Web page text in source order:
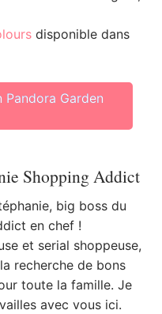
disponible dans
Garden
Shopping Addict
big boss du
en chef !
et serial shoppeuse,
recherche de bons
toute la famille. Je
avec vous ici.